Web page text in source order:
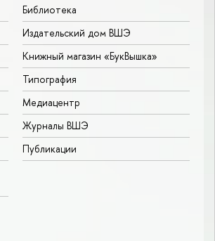
Библиотека
Издательский дом ВШЭ
Книжный магазин «БукВышка»
Типография
Медиацентр
Журналы ВШЭ
Публикации